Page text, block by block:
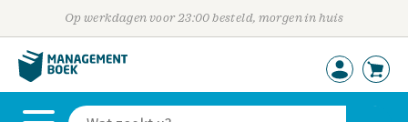
Op werkdagen voor 23:00 besteld, morgen in huis